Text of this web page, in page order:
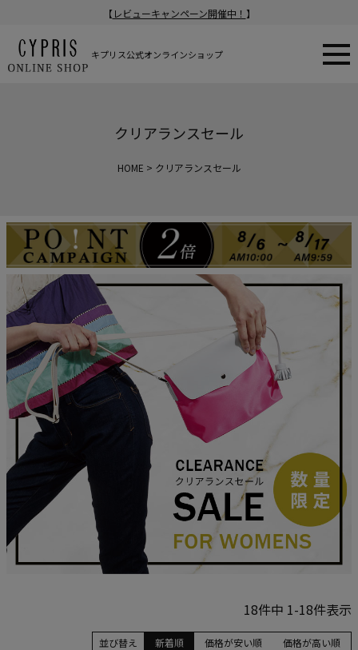
【 レビューキャンペーン開催中！ 】
キプリス公式オンラインショップ
クリアランスセール
HOME クリアランスセール
並び替え 価格が安い順 価格が高い順
新着順
18件中 1-18件表示